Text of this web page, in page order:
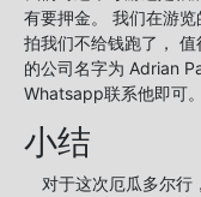
有要押金。 我们在游
拍我们不给钱跑了，
的公司名字为 Adrian
Whatsapp联系他即可。
小结
对于这次厄瓜多尔行